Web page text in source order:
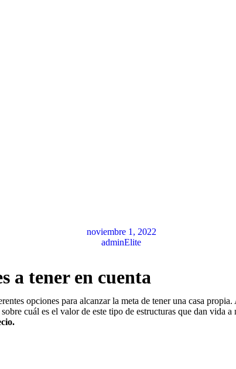
noviembre 1, 2022
adminElite
a tener en cuenta
opciones para alcanzar la meta de tener una casa
cuál es el valor de este tipo de estructuras que dan vida a